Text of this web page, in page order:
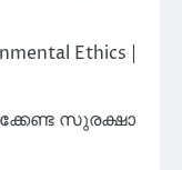
Ethics |
സുരക്ഷാ